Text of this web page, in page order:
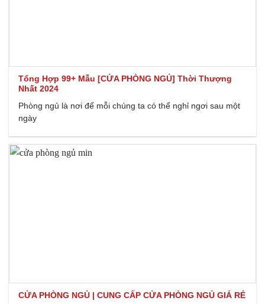
Tổng Hợp 99+ Mẫu [CỬA PHÒNG NGỦ] Thời Thượng
Nhất 2024
Phòng ngủ là nơi để mỗi chúng ta có thể nghỉ ngơi sau một
ngày
CỬA PHÒNG NGỦ | CUNG CẤP CỬA PHÒNG NGỦ GIÁ RẺ